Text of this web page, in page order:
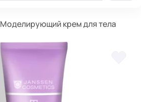
Моделирующий крем для тела